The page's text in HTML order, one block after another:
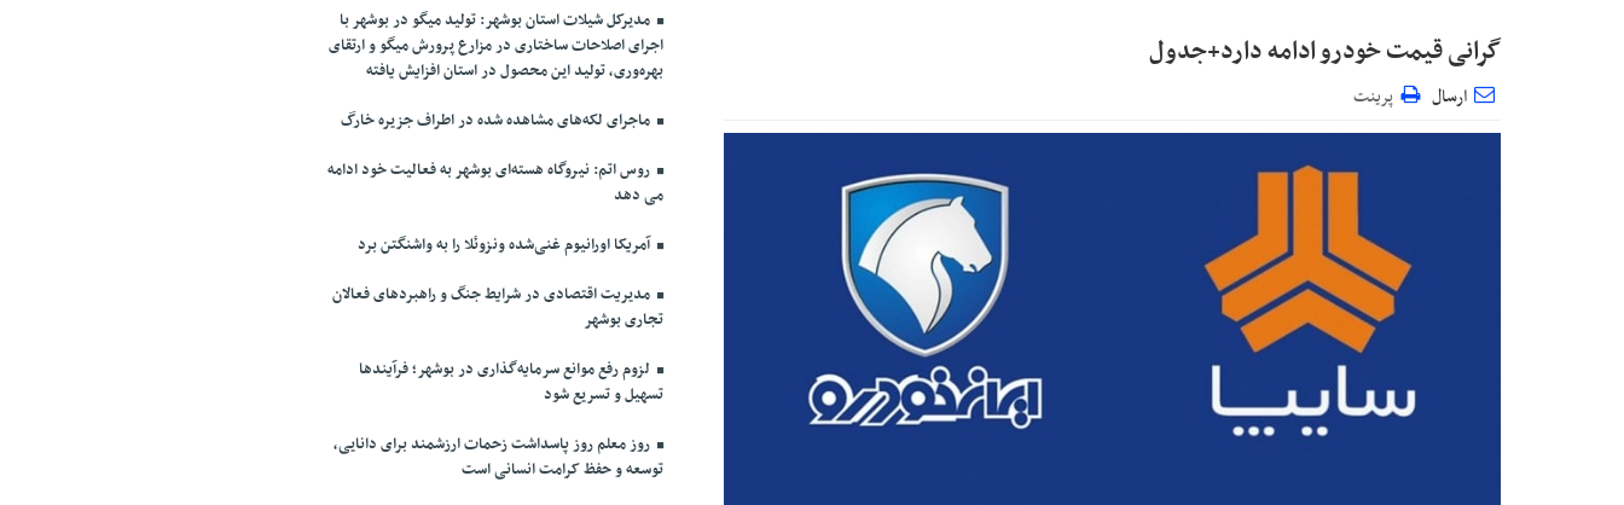
گرانی قیمت خودرو ادامه دارد+جدول
ارسال پرینت
مدیرکل شیلات استان بوشهر: تولید میگو در بوشهر با
اجرای اصلاحات ساختاری در مزارع پرورش میگو و ارتقای
بهره‌وری، تولید این محصول در استان افزایش یافته
ماجرای لکه‌های مشاهده شده در اطراف جزیره خارگ
روس اتم: نیروگاه هسته‌ای بوشهر به فعالیت خود ادامه
می دهد
آمریکا اورانیوم غنی‌شده ونزوئلا را به واشنگتن برد
مدیریت اقتصادی در شرایط جنگ و راهبردهای فعالان
تجاری بوشهر
لزوم رفع موانع سرمایه‌گذاری در بوشهر؛ فرآیندها
تسهیل و تسریع شود
روز معلم روز پاسداشت زحمات ارزشمند برای دانایی،
توسعه و حفظ کرامت انسانی است